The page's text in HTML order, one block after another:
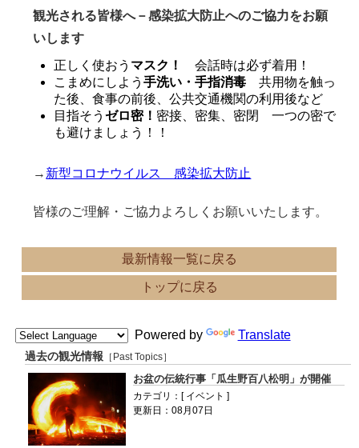
観光される皆様へ－感染拡大防止へのご協力をお願
いします
正しく使おう マスク！
会話時は必ず着用！
こまめにしよう手洗い・手指消毒 共用物を触っ
た後、食事の前後、公共交通機関の利用後など
目指そうゼロ密！ 密接、密集、密閉 一つの密で
も避けましょう！！
→ 新型コロナウイルス 感染拡大防止
皆様のご理解・ご協力よろしくお願いいたします。
最新情報一覧に戻る
トップに戻る
Powered by Translate
過去の観光情報 ［Past Topics］
お盆の伝統行事「瓜生野百八松明」が開催
カテゴリ：[ イベント ]
更新日：08月07日